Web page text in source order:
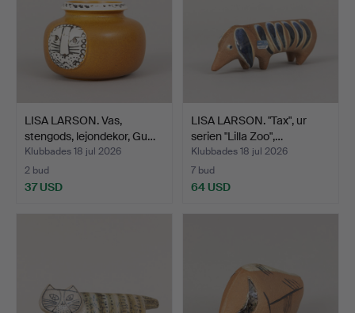
LISA LARSON. Vas,
stengods, lejondekor, Gu…
Klubbades 18 jul 2026
2 bud
37 USD
LISA LARSON. "Tax", ur
serien "Lilla Zoo",…
Klubbades 18 jul 2026
7 bud
64 USD